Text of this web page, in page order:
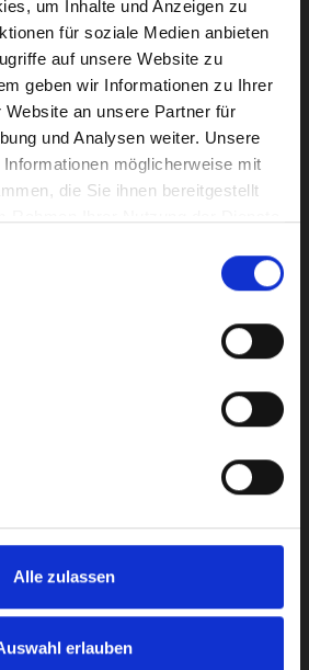
um Inhalte und Anzeigen zu
für soziale Medien anbieten
auf unsere Website zu
geben wir Informationen zu Ihrer
Website an unsere Partner für
und Analysen weiter. Unsere
möglicherweise mit
die Sie ihnen bereitgestellt
Alle zulassen
erlauben